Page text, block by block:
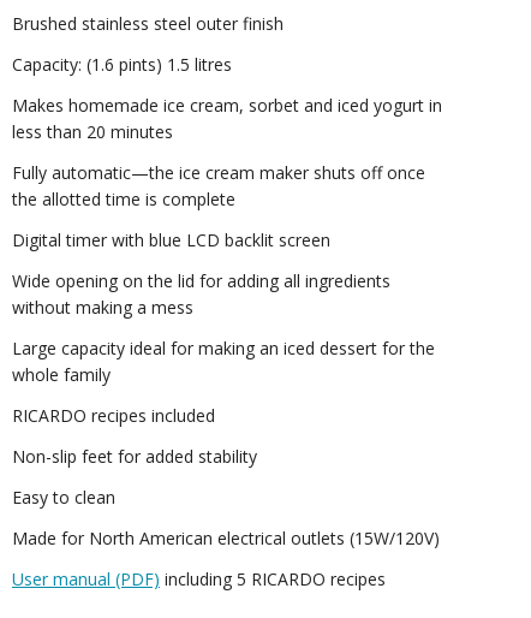
Brushed stainless steel outer finish
Capacity: (1.6 pints) 1.5 litres
Makes homemade ice cream, sorbet and iced yogurt in
less than 20 minutes
Fully automatic—the ice cream maker shuts off once
the allotted time is complete
Digital timer with blue LCD backlit screen
Wide opening on the lid for adding all ingredients
without making a mess
Large capacity ideal for making an iced dessert for the
whole family
RICARDO recipes included
Non-slip feet for added stability
Easy to clean
Made for North American electrical outlets (15W/120V)
User manual (PDF) including 5 RICARDO recipes